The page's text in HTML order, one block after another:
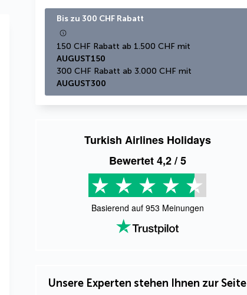
Bis zu 300 CHF Rabatt
AUGUST150
AUGUST300
Turkish Airlines Holidays
Bewertet4,2/ 5
Basierend auf 953 Meinungen
Unsere Experten stehen Ihnen zur Seite